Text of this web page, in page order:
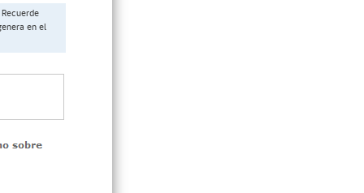
Recuerde
en el